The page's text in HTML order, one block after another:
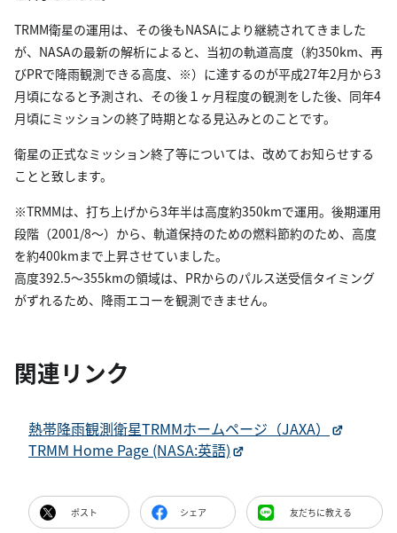
TRMM衛星の運用は、その後もNASAにより継続されてきました
が、NASAの最新の解析によると、当初の軌道高度（約350km、再
びPRで降雨観測できる高度、※）に達するのが平成27年2月から3
月頃になると予測され、その後１ヶ月程度の観測をした後、同年4
月頃にミッションの終了時期となる見込みとのことです。
衛星の正式なミッション終了等については、改めてお知らせする
ことと致します。
※TRMMは、打ち上げから3年半は高度約350kmで運用。後期運用
段階（2001/8～）から、軌道保持のための燃料節約のため、高度
を約400kmまで上昇させていました。
高度392.5～355kmの領域は、PRからのパルス送受信タイミング
がずれるため、降雨エコーを観測できません。
関連リンク
熱帯降雨観測衛星TRMMホームページ（JAXA）
TRMM Home Page (NASA:英語)
ポスト シェア 友だちに教える